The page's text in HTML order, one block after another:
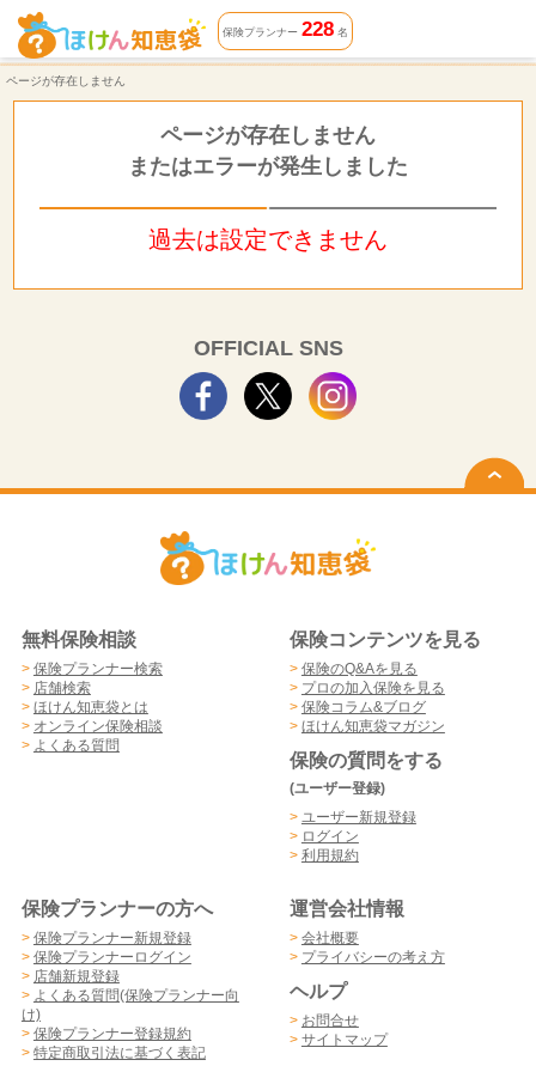
ページが存在しません | ほけん知恵袋
保険プランナー 228名
ページが存在しません
ページが存在しません
またはエラーが発生しました
過去は設定できません
OFFICIAL SNS
無料保険相談
> 保険プランナー検索
> 店舗検索
> ほけん知恵袋とは
> オンライン保険相談
> よくある質問
保険コンテンツを見る
> 保険のQ&Aを見る
> プロの加入保険を見る
> 保険コラム&ブログ
> ほけん知恵袋マガジン
保険の質問をする
(ユーザー登録)
> ユーザー新規登録
> ログイン
> 利用規約
保険プランナーの方へ
> 保険プランナー新規登録
> 保険プランナーログイン
> 店舗新規登録
> よくある質問(保険プランナー向
け)
> 保険プランナー登録規約
> 特定商取引法に基づく表記
運営会社情報
> 会社概要
> プライバシーの考え方
ヘルプ
> お問合せ
> サイトマップ